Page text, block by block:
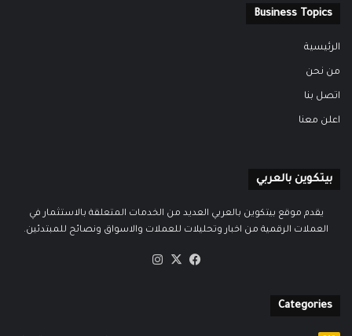
Business Topics
الرئيسية
من نحن
اتصل بنا
اعلن معنا
بيتكوين بالعربي
يقدم موقع بيتكوين بالعربي العديد من الخدمات المتعلقة بالاستثمار في
العملات الرقمية من اخبار وتحليلات للعملات والاسواق ونصائح للمبتدئين.
فيسبوك
‫X
Categories